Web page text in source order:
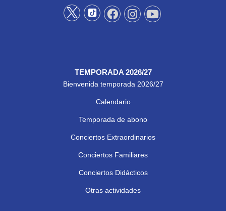
TEMPORADA 2026/27
Bienvenida temporada 2026/27
Calendario
Temporada de abono
Conciertos Extraordinarios
Conciertos Familiares
Conciertos Didácticos
Otras actividades